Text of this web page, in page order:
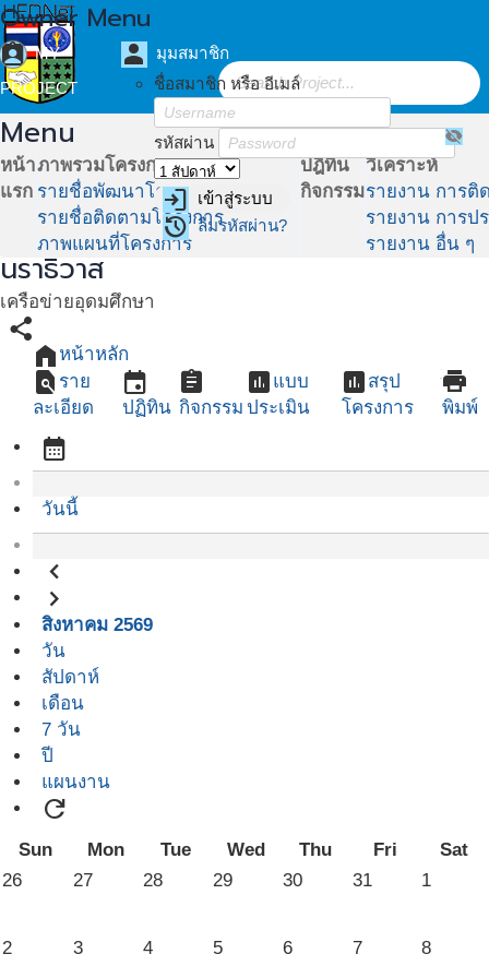
Owner Menu
assignment_ind MY
PROJECT
person
มุมสมาชิก
ชื่อสมาชิก หรือ อีเมล์
รหัสผ่าน visibility_off
login เข้าสู่ระบบ
restore ลืมรหัสผ่าน?
Menu
หน้า
แรก
ภาพรวมโครงการ
รายชื่อพัฒนาโครงการ
รายชื่อติดตามโครงการ
ภาพแผนที่โครงการ
ปฎิทิน
กิจกรรม
วิเคราะห์
รายงาน การติ
รายงาน การป
รายงาน อื่น ๆ
directions_run
โครงการอุดมศึกษาพี่เลี้ยงวิทยาลัยชุมชน
นราธิวาส
เครือข่ายอุดมศึกษา
share
home หน้าหลัก
find_in_page ราย
ละเอียด
event
ปฏิทิน
assignment
กิจกรรม
assessment แบบ
ประเมิน
assessment สรุป
โครงการ
print
พิมพ์
calendar_month
วันนี้
navigate_before
navigate_next
สิงหาคม 2569
วัน
สัปดาห์
เดือน
7 วัน
ปี
แผนงาน
refresh
Sun Mon Tue Wed Thu Fri
Sat
26
27 28 29 30 31 1
2 3 4 5 6 7 8